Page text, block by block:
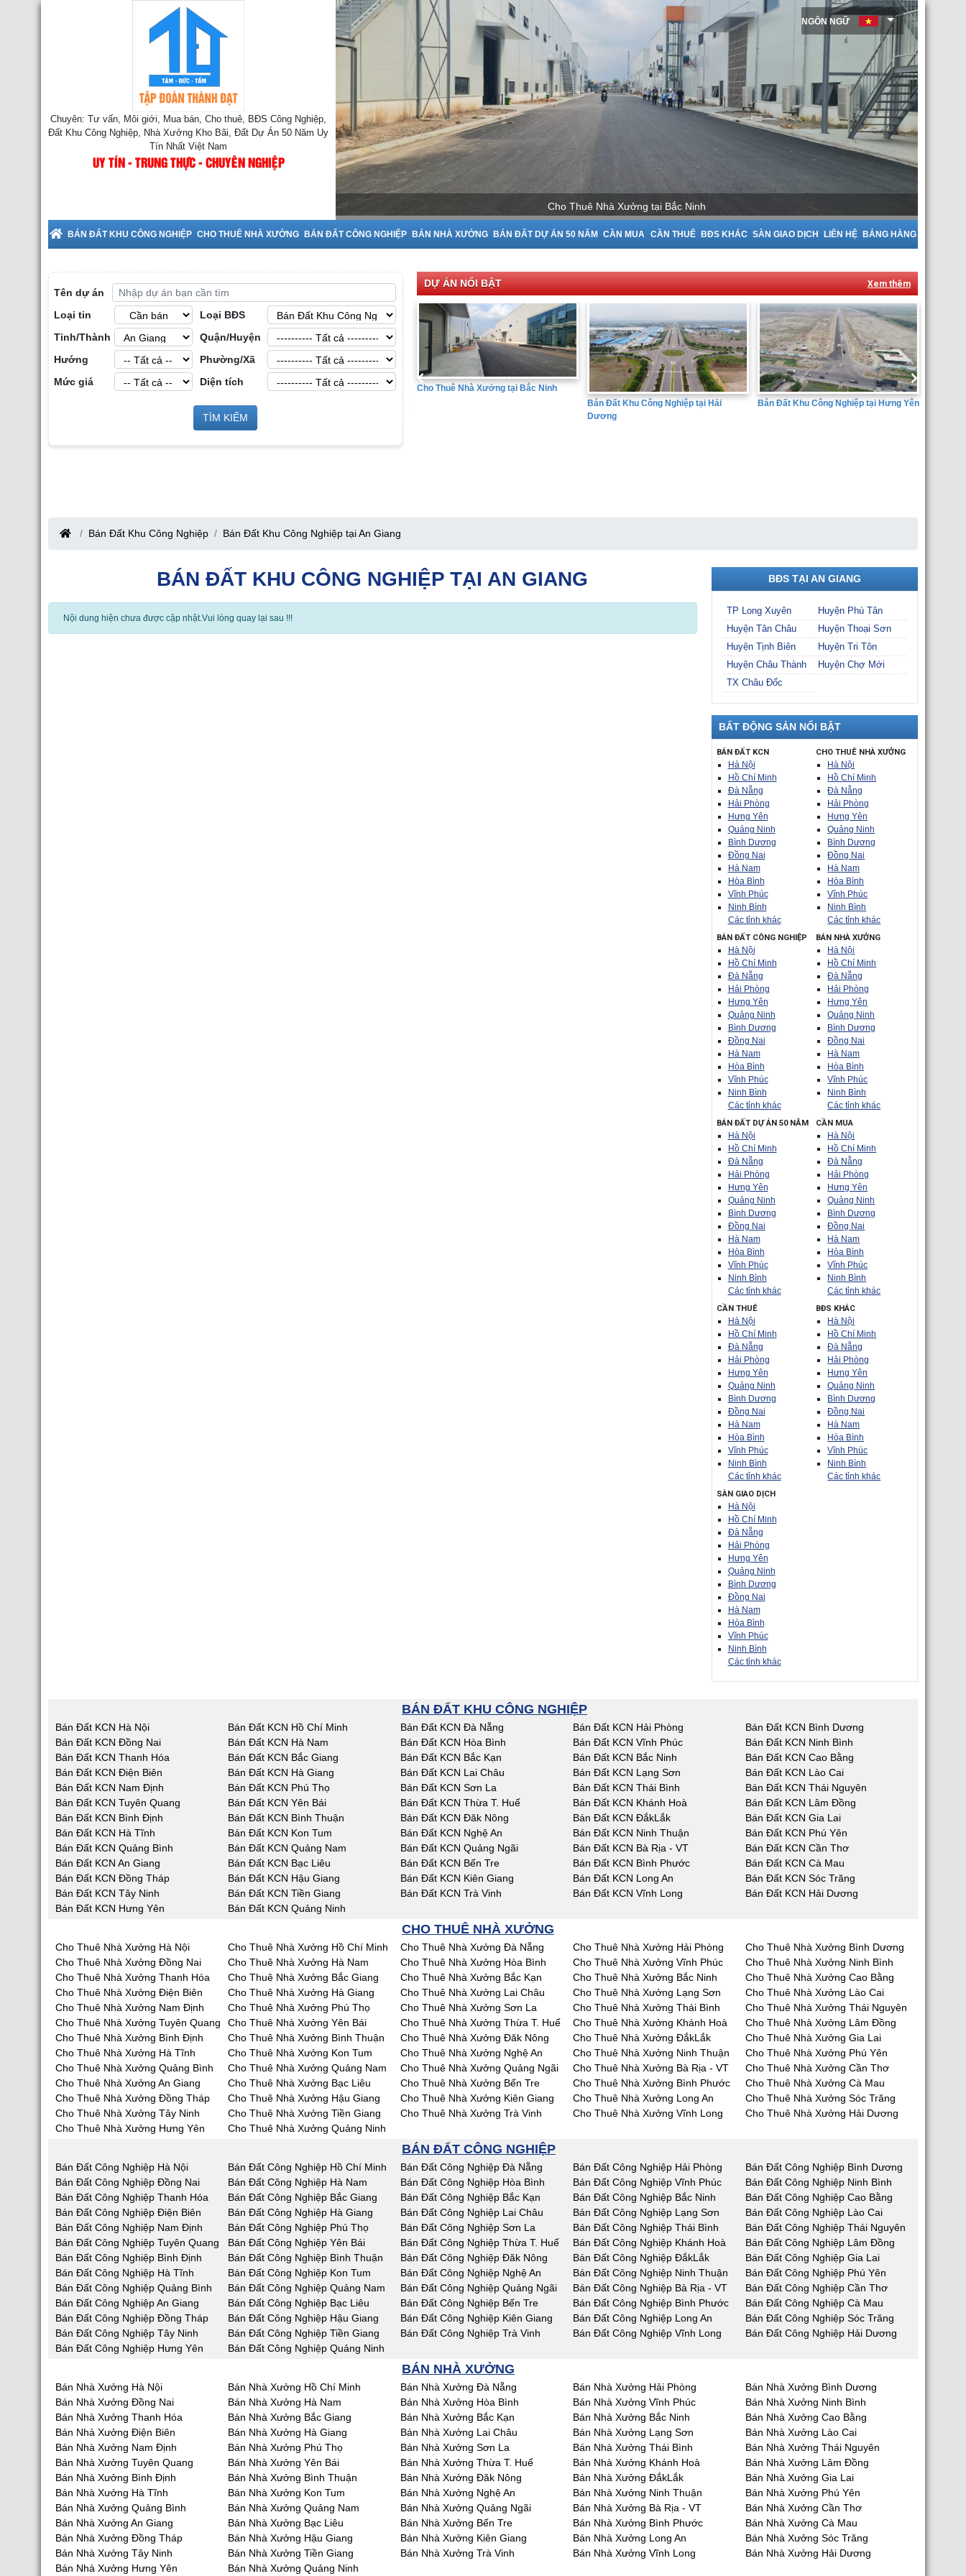
Chuyên: Tư vấn, Môi giới, Mua bán, Cho thuê, BĐS Công Nghiệp,
Đất Khu Công Nghiệp, Nhà Xưởng Kho Bãi, Đất Dự Án 50 Năm Uy
Tín Nhất Việt Nam
UY TÍN - TRUNG THỰC - CHUYÊN NGHIỆP
Cho Thuê Nhà Xưởng tại Bắc Ninh
BÁN ĐẤT KHU CÔNG NGHIỆP CHO THUÊ NHÀ XƯỞNG BÁN ĐẤT CÔNG NGHIỆP BÁN NHÀ XƯỞNG BÁN ĐẤT DỰ ÁN 50 NĂM CẦN MUA CẦN THUÊ BĐS KHÁC SÀN GIAO DỊCH LIÊN HỆ BẢNG HÀNG
NGÔN NGỮ
Tên dự án
Loại tin
Loại BĐS
Tỉnh/Thành
Quận/Huyện
Hướng
Phường/Xã
Mức giá
Diện tích
TÌM KIẾM
DỰ ÁN NỔI BẬT Xem thêm
Sàn Môi Giới Bất Động Sản Công
Cho Thuê Nhà Xưởng tại Hưng Yên
Cho Thuê Nhà Xưởng tại Bắc Ninh
Bán Đất Khu Công Nghiệp tại Hải
Dương
Bán Đất Khu Công Nghiệp tại Hưng Yên
Bán Đất Khu Công Nghiệp Bán Đất Khu Công Nghiệp tại An Giang
BÁN ĐẤT KHU CÔNG NGHIỆP TẠI AN GIANG
Nội dung hiện chưa được cập nhật.Vui lòng quay lại sau !!!
BĐS TẠI AN GIANG
TP Long Xuyên
Huyện Phú Tân
Huyện Tân Châu
Huyện Thoại Sơn
Huyện Tịnh Biên
Huyện Tri Tôn
Huyện Châu Thành
Huyện Chợ Mới
TX Châu Đốc
BẤT ĐỘNG SẢN NỔI BẬT
BÁN ĐẤT KCN
Hà Nội
Hồ Chí Minh
Đà Nẵng
Hải Phòng
Hưng Yên
Quảng Ninh
Bình Dương
Đồng Nai
Hà Nam
Hòa Bình
Vĩnh Phúc
Ninh Bình
Các tỉnh khác
CHO THUÊ NHÀ XƯỞNG
Hà Nội
Hồ Chí Minh
Đà Nẵng
Hải Phòng
Hưng Yên
Quảng Ninh
Bình Dương
Đồng Nai
Hà Nam
Hòa Bình
Vĩnh Phúc
Ninh Bình
Các tỉnh khác
BÁN ĐẤT CÔNG NGHIỆP
Hà Nội
Hồ Chí Minh
Đà Nẵng
Hải Phòng
Hưng Yên
Quảng Ninh
Bình Dương
Đồng Nai
Hà Nam
Hòa Bình
Vĩnh Phúc
Ninh Bình
Các tỉnh khác
BÁN NHÀ XƯỞNG
Hà Nội
Hồ Chí Minh
Đà Nẵng
Hải Phòng
Hưng Yên
Quảng Ninh
Bình Dương
Đồng Nai
Hà Nam
Hòa Bình
Vĩnh Phúc
Ninh Bình
Các tỉnh khác
BÁN ĐẤT DỰ ÁN 50 NĂM
Hà Nội
Hồ Chí Minh
Đà Nẵng
Hải Phòng
Hưng Yên
Quảng Ninh
Bình Dương
Đồng Nai
Hà Nam
Hòa Bình
Vĩnh Phúc
Ninh Bình
Các tỉnh khác
CẦN MUA
Hà Nội
Hồ Chí Minh
Đà Nẵng
Hải Phòng
Hưng Yên
Quảng Ninh
Bình Dương
Đồng Nai
Hà Nam
Hòa Bình
Vĩnh Phúc
Ninh Bình
Các tỉnh khác
CẦN THUÊ
Hà Nội
Hồ Chí Minh
Đà Nẵng
Hải Phòng
Hưng Yên
Quảng Ninh
Bình Dương
Đồng Nai
Hà Nam
Hòa Bình
Vĩnh Phúc
Ninh Bình
Các tỉnh khác
BĐS KHÁC
Hà Nội
Hồ Chí Minh
Đà Nẵng
Hải Phòng
Hưng Yên
Quảng Ninh
Bình Dương
Đồng Nai
Hà Nam
Hòa Bình
Vĩnh Phúc
Ninh Bình
Các tỉnh khác
SÀN GIAO DỊCH
Hà Nội
Hồ Chí Minh
Đà Nẵng
Hải Phòng
Hưng Yên
Quảng Ninh
Bình Dương
Đồng Nai
Hà Nam
Hòa Bình
Vĩnh Phúc
Ninh Bình
Các tỉnh khác
BÁN ĐẤT KHU CÔNG NGHIỆP
Bán Đất KCN Hà Nội Bán Đất KCN Hồ Chí Minh Bán Đất KCN Đà Nẵng Bán Đất KCN Hải Phòng
Bán Đất KCN Bình Dương
Bán Đất KCN Đồng Nai
Bán Đất KCN Hà Nam Bán Đất KCN Hòa Bình Bán Đất KCN Vĩnh Phúc
Bán Đất KCN Ninh Bình
Bán Đất KCN Thanh Hóa
Bán Đất KCN Bắc Giang Bán Đất KCN Bắc Kạn Bán Đất KCN Bắc Ninh
Bán Đất KCN Cao Bằng
Bán Đất KCN Điện Biên
Bán Đất KCN Hà Giang Bán Đất KCN Lai Châu Bán Đất KCN Lạng Sơn
Bán Đất KCN Lào Cai
Bán Đất KCN Nam Định
Bán Đất KCN Phú Thọ Bán Đất KCN Sơn La Bán Đất KCN Thái Bình
Bán Đất KCN Thái Nguyên
Bán Đất KCN Tuyên Quang
Bán Đất KCN Yên Bái Bán Đất KCN Thừa T. Huế Bán Đất KCN Khánh Hoà
Bán Đất KCN Lâm Đồng
Bán Đất KCN Bình Định
Bán Đất KCN Bình Thuận Bán Đất KCN Đăk Nông Bán Đất KCN ĐắkLắk
Bán Đất KCN Gia Lai
Bán Đất KCN Hà Tĩnh
Bán Đất KCN Kon Tum Bán Đất KCN Nghệ An Bán Đất KCN Ninh Thuận
Bán Đất KCN Phú Yên
Bán Đất KCN Quảng Bình
Bán Đất KCN Quảng Nam Bán Đất KCN Quảng Ngãi Bán Đất KCN Bà Rịa - VT
Bán Đất KCN Cần Thơ
Bán Đất KCN An Giang
Bán Đất KCN Bạc Liêu Bán Đất KCN Bến Tre Bán Đất KCN Bình Phước
Bán Đất KCN Cà Mau
Bán Đất KCN Đồng Tháp
Bán Đất KCN Hậu Giang Bán Đất KCN Kiên Giang Bán Đất KCN Long An
Bán Đất KCN Sóc Trăng
Bán Đất KCN Tây Ninh
Bán Đất KCN Tiền Giang Bán Đất KCN Trà Vinh Bán Đất KCN Vĩnh Long
Bán Đất KCN Hải Dương
Bán Đất KCN Hưng Yên
Bán Đất KCN Quảng Ninh
CHO THUÊ NHÀ XƯỞNG
Cho Thuê Nhà Xưởng Hà Nội Cho Thuê Nhà Xưởng Hồ Chí Minh Cho Thuê Nhà Xưởng Đà Nẵng Cho Thuê Nhà Xưởng Hải Phòng
Cho Thuê Nhà Xưởng Bình Dương
Cho Thuê Nhà Xưởng Đồng Nai
Cho Thuê Nhà Xưởng Hà Nam Cho Thuê Nhà Xưởng Hòa Bình Cho Thuê Nhà Xưởng Vĩnh Phúc
Cho Thuê Nhà Xưởng Ninh Bình
Cho Thuê Nhà Xưởng Thanh Hóa
Cho Thuê Nhà Xưởng Bắc Giang Cho Thuê Nhà Xưởng Bắc Kạn Cho Thuê Nhà Xưởng Bắc Ninh
Cho Thuê Nhà Xưởng Cao Bằng
Cho Thuê Nhà Xưởng Điện Biên
Cho Thuê Nhà Xưởng Hà Giang Cho Thuê Nhà Xưởng Lai Châu Cho Thuê Nhà Xưởng Lạng Sơn
Cho Thuê Nhà Xưởng Lào Cai
Cho Thuê Nhà Xưởng Nam Định
Cho Thuê Nhà Xưởng Phú Thọ Cho Thuê Nhà Xưởng Sơn La Cho Thuê Nhà Xưởng Thái Bình
Cho Thuê Nhà Xưởng Thái Nguyên
Cho Thuê Nhà Xưởng Tuyên Quang
Cho Thuê Nhà Xưởng Yên Bái Cho Thuê Nhà Xưởng Thừa T. Huế Cho Thuê Nhà Xưởng Khánh Hoà
Cho Thuê Nhà Xưởng Lâm Đồng
Cho Thuê Nhà Xưởng Bình Định
Cho Thuê Nhà Xưởng Bình Thuận Cho Thuê Nhà Xưởng Đăk Nông Cho Thuê Nhà Xưởng ĐắkLắk
Cho Thuê Nhà Xưởng Gia Lai
Cho Thuê Nhà Xưởng Hà Tĩnh
Cho Thuê Nhà Xưởng Kon Tum Cho Thuê Nhà Xưởng Nghệ An Cho Thuê Nhà Xưởng Ninh Thuận
Cho Thuê Nhà Xưởng Phú Yên
Cho Thuê Nhà Xưởng Quảng Bình
Cho Thuê Nhà Xưởng Quảng Nam Cho Thuê Nhà Xưởng Quảng Ngãi Cho Thuê Nhà Xưởng Bà Rịa - VT
Cho Thuê Nhà Xưởng Cần Thơ
Cho Thuê Nhà Xưởng An Giang
Cho Thuê Nhà Xưởng Bạc Liêu Cho Thuê Nhà Xưởng Bến Tre Cho Thuê Nhà Xưởng Bình Phước
Cho Thuê Nhà Xưởng Cà Mau
Cho Thuê Nhà Xưởng Đồng Tháp
Cho Thuê Nhà Xưởng Hậu Giang Cho Thuê Nhà Xưởng Kiên Giang Cho Thuê Nhà Xưởng Long An
Cho Thuê Nhà Xưởng Sóc Trăng
Cho Thuê Nhà Xưởng Tây Ninh
Cho Thuê Nhà Xưởng Tiền Giang Cho Thuê Nhà Xưởng Trà Vinh Cho Thuê Nhà Xưởng Vĩnh Long
Cho Thuê Nhà Xưởng Hải Dương
Cho Thuê Nhà Xưởng Hưng Yên
Cho Thuê Nhà Xưởng Quảng Ninh
BÁN ĐẤT CÔNG NGHIỆP
Bán Đất Công Nghiệp Hà Nội Bán Đất Công Nghiệp Hồ Chí Minh Bán Đất Công Nghiệp Đà Nẵng Bán Đất Công Nghiệp Hải Phòng
Bán Đất Công Nghiệp Bình Dương
Bán Đất Công Nghiệp Đồng Nai
Bán Đất Công Nghiệp Hà Nam Bán Đất Công Nghiệp Hòa Bình Bán Đất Công Nghiệp Vĩnh Phúc
Bán Đất Công Nghiệp Ninh Bình
Bán Đất Công Nghiệp Thanh Hóa
Bán Đất Công Nghiệp Bắc Giang Bán Đất Công Nghiệp Bắc Kạn Bán Đất Công Nghiệp Bắc Ninh
Bán Đất Công Nghiệp Cao Bằng
Bán Đất Công Nghiệp Điện Biên
Bán Đất Công Nghiệp Hà Giang Bán Đất Công Nghiệp Lai Châu Bán Đất Công Nghiệp Lạng Sơn
Bán Đất Công Nghiệp Lào Cai
Bán Đất Công Nghiệp Nam Định
Bán Đất Công Nghiệp Phú Thọ Bán Đất Công Nghiệp Sơn La Bán Đất Công Nghiệp Thái Bình
Bán Đất Công Nghiệp Thái Nguyên
Bán Đất Công Nghiệp Tuyên Quang
Bán Đất Công Nghiệp Yên Bái Bán Đất Công Nghiệp Thừa T. Huế Bán Đất Công Nghiệp Khánh Hoà
Bán Đất Công Nghiệp Lâm Đồng
Bán Đất Công Nghiệp Bình Định
Bán Đất Công Nghiệp Bình Thuận Bán Đất Công Nghiệp Đăk Nông Bán Đất Công Nghiệp ĐắkLắk
Bán Đất Công Nghiệp Gia Lai
Bán Đất Công Nghiệp Hà Tĩnh
Bán Đất Công Nghiệp Kon Tum Bán Đất Công Nghiệp Nghệ An Bán Đất Công Nghiệp Ninh Thuận
Bán Đất Công Nghiệp Phú Yên
Bán Đất Công Nghiệp Quảng Bình
Bán Đất Công Nghiệp Quảng Nam Bán Đất Công Nghiệp Quảng Ngãi Bán Đất Công Nghiệp Bà Rịa - VT
Bán Đất Công Nghiệp Cần Thơ
Bán Đất Công Nghiệp An Giang
Bán Đất Công Nghiệp Bạc Liêu Bán Đất Công Nghiệp Bến Tre Bán Đất Công Nghiệp Bình Phước
Bán Đất Công Nghiệp Cà Mau
Bán Đất Công Nghiệp Đồng Tháp
Bán Đất Công Nghiệp Hậu Giang Bán Đất Công Nghiệp Kiên Giang Bán Đất Công Nghiệp Long An
Bán Đất Công Nghiệp Sóc Trăng
Bán Đất Công Nghiệp Tây Ninh
Bán Đất Công Nghiệp Tiền Giang Bán Đất Công Nghiệp Trà Vinh Bán Đất Công Nghiệp Vĩnh Long
Bán Đất Công Nghiệp Hải Dương
Bán Đất Công Nghiệp Hưng Yên
Bán Đất Công Nghiệp Quảng Ninh
BÁN NHÀ XƯỞNG
Bán Nhà Xưởng Hà Nội Bán Nhà Xưởng Hồ Chí Minh Bán Nhà Xưởng Đà Nẵng Bán Nhà Xưởng Hải Phòng
Bán Nhà Xưởng Bình Dương
Bán Nhà Xưởng Đồng Nai
Bán Nhà Xưởng Hà Nam Bán Nhà Xưởng Hòa Bình Bán Nhà Xưởng Vĩnh Phúc
Bán Nhà Xưởng Ninh Bình
Bán Nhà Xưởng Thanh Hóa
Bán Nhà Xưởng Bắc Giang Bán Nhà Xưởng Bắc Kạn Bán Nhà Xưởng Bắc Ninh
Bán Nhà Xưởng Cao Bằng
Bán Nhà Xưởng Điện Biên
Bán Nhà Xưởng Hà Giang Bán Nhà Xưởng Lai Châu Bán Nhà Xưởng Lạng Sơn
Bán Nhà Xưởng Lào Cai
Bán Nhà Xưởng Nam Định
Bán Nhà Xưởng Phú Thọ Bán Nhà Xưởng Sơn La Bán Nhà Xưởng Thái Bình
Bán Nhà Xưởng Thái Nguyên
Bán Nhà Xưởng Tuyên Quang
Bán Nhà Xưởng Yên Bái Bán Nhà Xưởng Thừa T. Huế Bán Nhà Xưởng Khánh Hoà
Bán Nhà Xưởng Lâm Đồng
Bán Nhà Xưởng Bình Định
Bán Nhà Xưởng Bình Thuận Bán Nhà Xưởng Đăk Nông Bán Nhà Xưởng ĐắkLắk
Bán Nhà Xưởng Gia Lai
Bán Nhà Xưởng Hà Tĩnh
Bán Nhà Xưởng Kon Tum Bán Nhà Xưởng Nghệ An Bán Nhà Xưởng Ninh Thuận
Bán Nhà Xưởng Phú Yên
Bán Nhà Xưởng Quảng Bình
Bán Nhà Xưởng Quảng Nam Bán Nhà Xưởng Quảng Ngãi Bán Nhà Xưởng Bà Rịa - VT
Bán Nhà Xưởng Cần Thơ
Bán Nhà Xưởng An Giang
Bán Nhà Xưởng Bạc Liêu Bán Nhà Xưởng Bến Tre Bán Nhà Xưởng Bình Phước
Bán Nhà Xưởng Cà Mau
Bán Nhà Xưởng Đồng Tháp
Bán Nhà Xưởng Hậu Giang Bán Nhà Xưởng Kiên Giang Bán Nhà Xưởng Long An
Bán Nhà Xưởng Sóc Trăng
Bán Nhà Xưởng Tây Ninh
Bán Nhà Xưởng Tiền Giang Bán Nhà Xưởng Trà Vinh Bán Nhà Xưởng Vĩnh Long
Bán Nhà Xưởng Hải Dương
Bán Nhà Xưởng Hưng Yên
Bán Nhà Xưởng Quảng Ninh